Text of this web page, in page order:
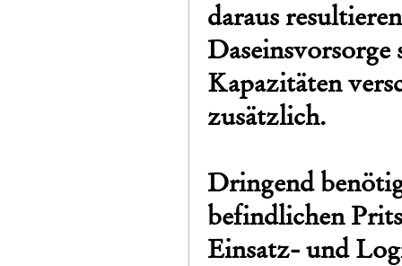
daraus
Daseinsvorsorge
Kapazitäten
zusätzlich.
Dringend
befindlichen
Einsatz- und